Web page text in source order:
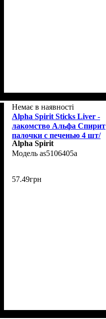
Немає в наявності
Alpha Spirit Sticks Liver -
лакомство Альфа Спирит
палочки с печенью 4 шт/
уп
Alpha Spirit
as5106405а
57.49грн